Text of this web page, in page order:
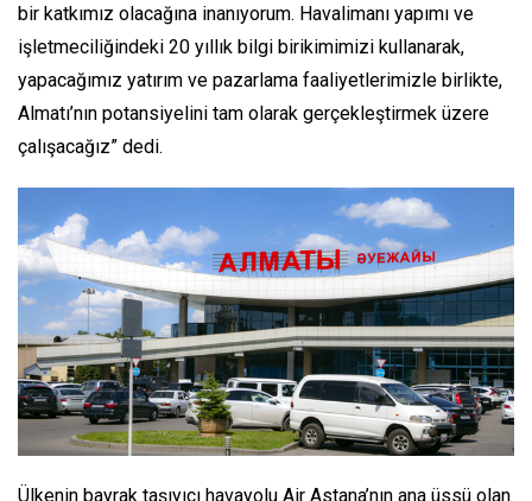
bir katkımız olacağına inanıyorum. Havalimanı yapımı ve
işletmeciliğindeki 20 yıllık bilgi birikimimizi kullanarak,
yapacağımız yatırım ve pazarlama faaliyetlerimizle birlikte,
Almatı’nın potansiyelini tam olarak gerçekleştirmek üzere
çalışacağız” dedi.
Ülkenin bayrak taşıyıcı havayolu Air Astana’nın ana üssü olan